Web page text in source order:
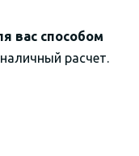
вас способом
расчет.